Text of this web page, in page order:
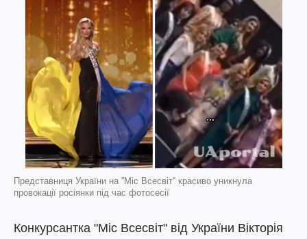
Представниця України на ''Міс Всесвіт'' красиво уникнула
провокації росіянки під час фотосесії
Конкурсантка "Міс Всесвіт" від України Вікторія